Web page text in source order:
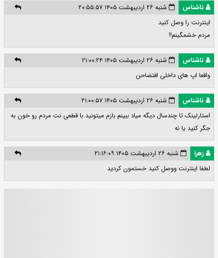
ناشناس
شنبه ۲۶ اردیبهشت ۱۴۰۵ ۲۰:۵۵:۵۷
اینترنت را وصل کنید
مردم خشمگینم!!
ناشناس
شنبه ۲۶ اردیبهشت ۱۴۰۵ ۲۱:۰۰:۲۴
واقعا اپ های داخلی افتضاحن
ناشناس
شنبه ۲۶ اردیبهشت ۱۴۰۵ ۲۱:۰۰:۵۷
استارلینک تا چندسال دیگه میاد ببینم بازم میتونید با قطعی نت مردم رو خون به
جگر کنید یا نه
زهرا
شنبه ۲۶ اردیبهشت ۱۴۰۵ ۲۱:۱۶:۰۹
لطفا اینترنت ووصل کنید خستمون کردید